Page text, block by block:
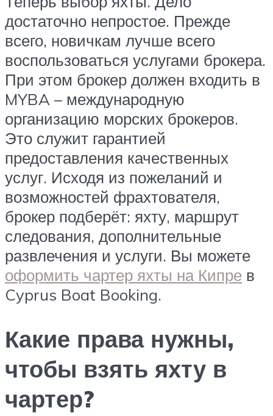
достаточно непростое. Прежде
всего, новичкам лучше всего
воспользоваться услугами брокера.
При этом брокер должен входить в
MYBA – международную
организацию морских брокеров.
Это служит гарантией
предоставления качественных
услуг. Исходя из пожеланий и
возможностей фрахтователя,
брокер подберёт: яхту, маршрут
следования, дополнительные
развлечения и услуги. Вы можете
оформить чартер яхты на Кипре в
Cyprus Boat Booking.
Какие права нужны,
чтобы взять яхту в
чартер?